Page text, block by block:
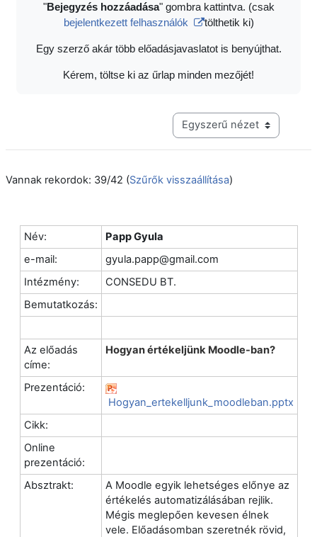
"Bejegyzés hozzáadása" gombra kattintva. (csak
bejelentkezett felhasználók
tölthetik ki)
Egy szerző akár több előadásjavaslatot is benyújthat.
Kérem, töltse ki az űrlap minden mezőjét!
Harmadik szintű navigáció
Vannak rekordok: 39/42 (Szűrők visszaállítása)
Név:
Papp Gyula
e-mail:
gyula.papp@gmail.com
Intézmény:
CONSEDU BT.
Bemutatkozás:
Az előadás
címe:
Hogyan értékeljünk Moodle-ban?
Prezentáció:
Hogyan_ertekelljunk_moodleban.pptx
Cikk:
Online
prezentáció:
Absztrakt:
A Moodle egyik lehetséges előnye az
értékelés automatizálásában rejlik.
Mégis meglepően kevesen élnek
vele. Előadásomban szeretnék rövid,